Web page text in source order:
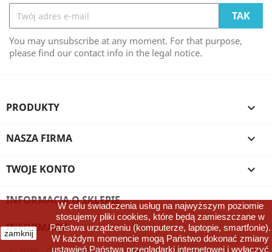
You may unsubscribe at any moment. For that purpose,
please find our contact info in the legal notice.
PRODUKTY 
NASZA FIRMA 
TWOJE KONTO 
INFORMACJA O SKLEPIE
INFORMACJA 
zamknij
W celu świadczenia usług na najwyższym poziomie
stosujemy pliki cookies, które będą zamieszczane w
Państwa urządzeniu (komputerze, laptopie, smartfonie).
W każdym momencie mogą Państwo dokonać zmiany
ustawień Państwa przeglądarki internetowej i wyłączyć